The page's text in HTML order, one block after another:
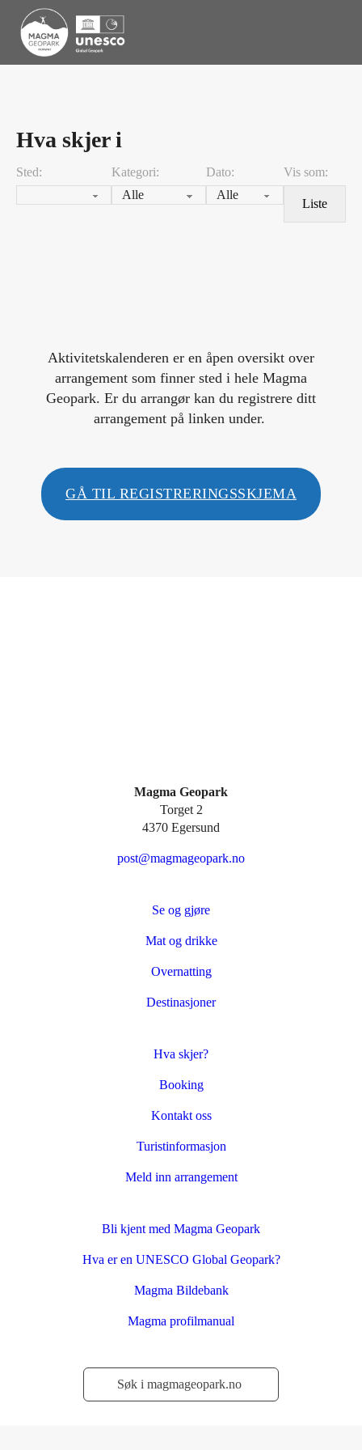
Hva skjer i
Sted: Kategori: Dato: Vis som:
Liste
Aktivitetskalenderen er en åpen oversikt over
arrangement som finner sted i hele Magma
Geopark. Er du arrangør kan du registrere ditt
arrangement på linken under.
GÅ TIL REGISTRERINGSSKJEMA
Magma Geopark
Torget 2
4370 Egersund
post@magmageopark.no
Se og gjøre
Mat og drikke
Overnatting
Destinasjoner
Hva skjer?
Booking
Kontakt oss
Turistinformasjon
Meld inn arrangement
Bli kjent med Magma Geopark
Hva er en UNESCO Global Geopark?
Magma Bildebank
Magma profilmanual
Søk